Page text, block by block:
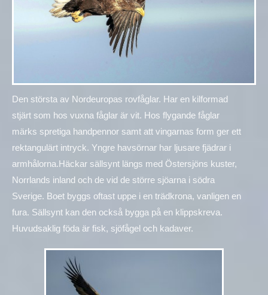
Den största av Nordeuropas rovfåglar. Har en kilformad
stjärt som hos vuxna fåglar är vit. Hos flygande fåglar
märks spretiga handpennor samt att vingarnas form ger ett
rektangulärt intryck. Yngre havsörnar har ljusare fjädrar i
armhålorna.Häckar sällsynt längs med Östersjöns kuster,
Norrlands inland och de vid de större sjöarna i södra
Sverige. Boet byggs oftast uppe i en trädkrona, vanligen en
fura. Sällsynt kan den också bygga på en klippskreva.
Huvudsaklig föda är fisk, sjöfågel och kadaver.